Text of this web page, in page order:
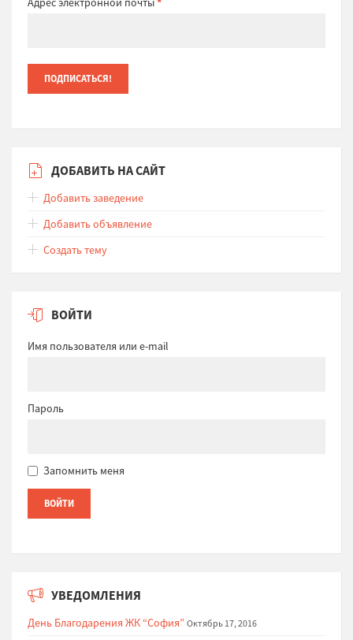
ДОБАВИТЬ НА САЙТ
Добавить заведение
Добавить объявление
Создать тему
ВОЙТИ
Имя пользователя или e-mail
Пароль
Запомнить меня
УВЕДОМЛЕНИЯ
День Благодарения ЖК “София” Октябрь 17, 2016